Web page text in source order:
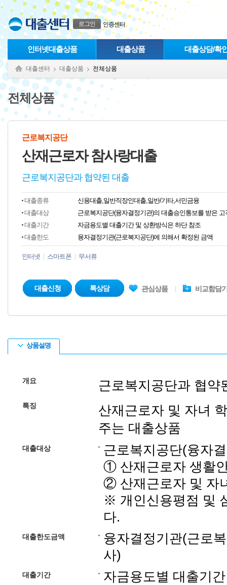
본문으로 바로가기
푸터 바로가기
로그인 인증센터
인터넷대출상품 대출상품 대출상담/확
대출센터 대출상품 전체상품
전체상품
산재근로자 참사랑대출
근로복지공단
근로복지공단과 협약된 대출
대출종류
신용대출,일반직장인대출,일반/기타,서민금융
대출대상
근로복지공단(융자결정기관)의 대출승인통보를 받은 고
대출기간
자금용도별 대출기간 및 상환방식은 하단 참조
대출한도
융자결정기관(근로복지공단)에 의해서 확정된 금액
인터넷 스마트폰 무서류
대출신청 톡상담 관심상품 비교함담
상품설명
개요 근로복지공단과 협약
특징
산재근로자 및 자녀
주는 대출상품
대출대상
근로복지공단(융자
① 산재근로자 생활
② 산재근로자 및 자
※ 개인신용평점 및
다.
대출한도금액
융자결정기관(근로
사)
대출기간
자금용도별 대출기